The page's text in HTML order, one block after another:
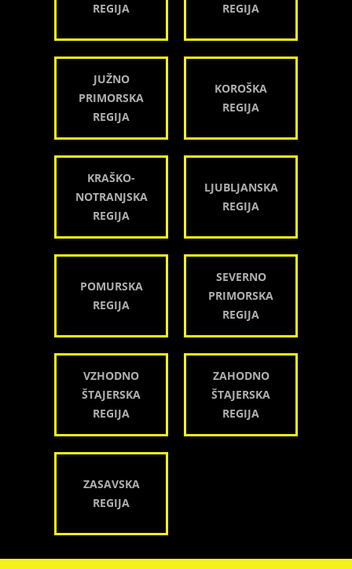
REGIJA
REGIJA
JUŽNO
PRIMORSKA
REGIJA
KOROŠKA
REGIJA
KRAŠKO-
NOTRANJSKA
REGIJA
LJUBLJANSKA
REGIJA
POMURSKA
REGIJA
SEVERNO
PRIMORSKA
REGIJA
VZHODNO
ŠTAJERSKA
REGIJA
ZAHODNO
ŠTAJERSKA
REGIJA
ZASAVSKA
REGIJA